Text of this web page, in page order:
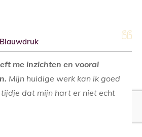
me inzichten en vooral
Mijn huidige werk kan ik goed
dat mijn hart er niet echt